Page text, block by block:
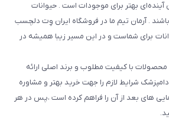
بهتر برای موجودات است . حیوانات
. آرمان تیم ما در فروشگاه ایران وِت دلچسب
برای شماست و در این مسیر زیبا همیشه در
با کیفیت مطلوب و برند اصلی ارائه
شرایط لازم را جهت خرید بهتر و مشاوره
های بعد از آن را فراهم کرده است ،پس در هر